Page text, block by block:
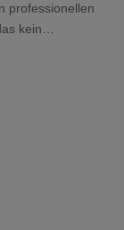
professionellen
kein